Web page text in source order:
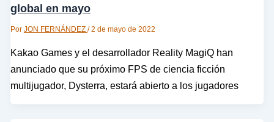
global en mayo
Por JON FERNÁNDEZ /2 de mayo de 2022
Kakao Games y el desarrollador Reality MagiQ han
anunciado que su próximo FPS de ciencia ficción
multijugador, Dysterra, estará abierto a los jugadores